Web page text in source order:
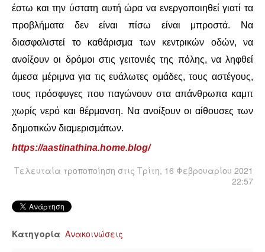
ΠΟΛΙΤΙΣΜΌΣ
ΛΟΓΟΤΕΧΝΊΑ / ΤΈΧΝΗ
ΜΟΥΣΙΚΉ
ΚΙΝΗΜΑΤΟΓΡΆΦΟΣ
έστω και την ύστατη αυτή ώρα να ενεργοποιηθεί γιατί τα
προβλήματα δεν είναι πίσω είναι μπροστά. Να
διασφαλιστεί το καθάρισμα των κεντρικών οδών, να
ανοίξουν οι δρόμοι στις γειτονιές της πόλης, να ληφθεί
άμεσα μέριμνα για τις ευάλωτες ομάδες, τους αστέγους,
τους πρόσφυγες που παγώνουν στα απάνθρωπα καμπ
χωρίς νερό και θέρμανση. Να ανοίξουν οι αίθουσες των
δημοτικών διαμερισμάτων.
https://aastinathina.home.blog/
Τελευταία τροποποίηση στις Τρίτη, 16 Φεβρουαρίου 2021
22:57
Κατηγορία Ανακοινώσεις